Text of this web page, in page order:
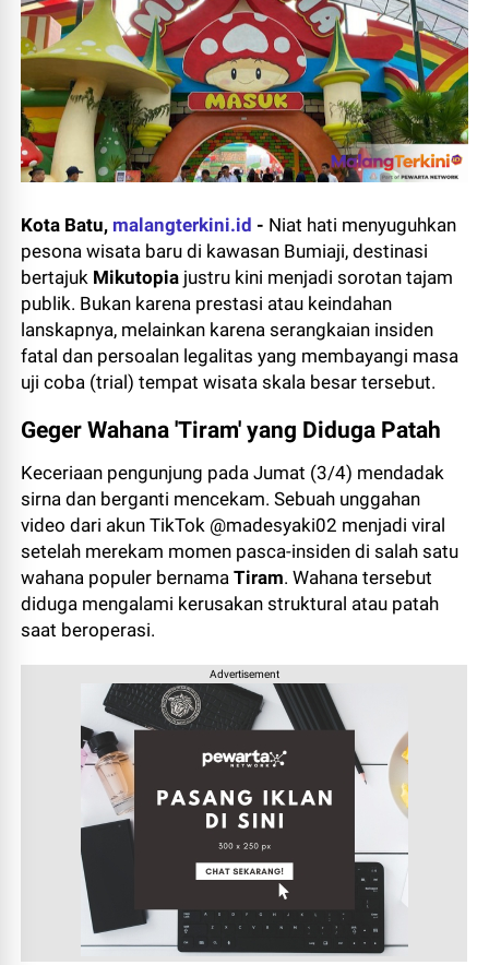
Kota Batu, malangterkini.id - Niat hati menyuguhkan
pesona wisata baru di kawasan Bumiaji, destinasi
bertajuk Mikutopia justru kini menjadi sorotan tajam
publik. Bukan karena prestasi atau keindahan
lanskapnya, melainkan karena serangkaian insiden
fatal dan persoalan legalitas yang membayangi masa
uji coba (trial) tempat wisata skala besar tersebut.
Geger Wahana 'Tiram' yang Diduga Patah
Keceriaan pengunjung pada Jumat (3/4) mendadak
sirna dan berganti mencekam. Sebuah unggahan
video dari akun TikTok @madesyaki02 menjadi viral
setelah merekam momen pasca-insiden di salah satu
wahana populer bernamaTiram. Wahana tersebut
diduga mengalami kerusakan struktural atau patah
saat beroperasi.
Advertisement